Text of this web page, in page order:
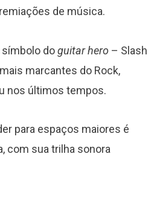
de música.
doguitar hero – Slash
marcantes do Rock,
nos últimos tempos.
para espaços maiores é
com sua trilha sonora